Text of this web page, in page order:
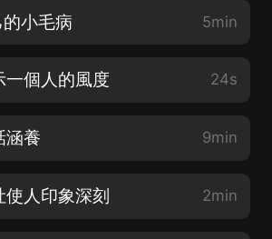
小毛病 5min
個人的風度 24s
涵養 9min
人印象深刻 2min